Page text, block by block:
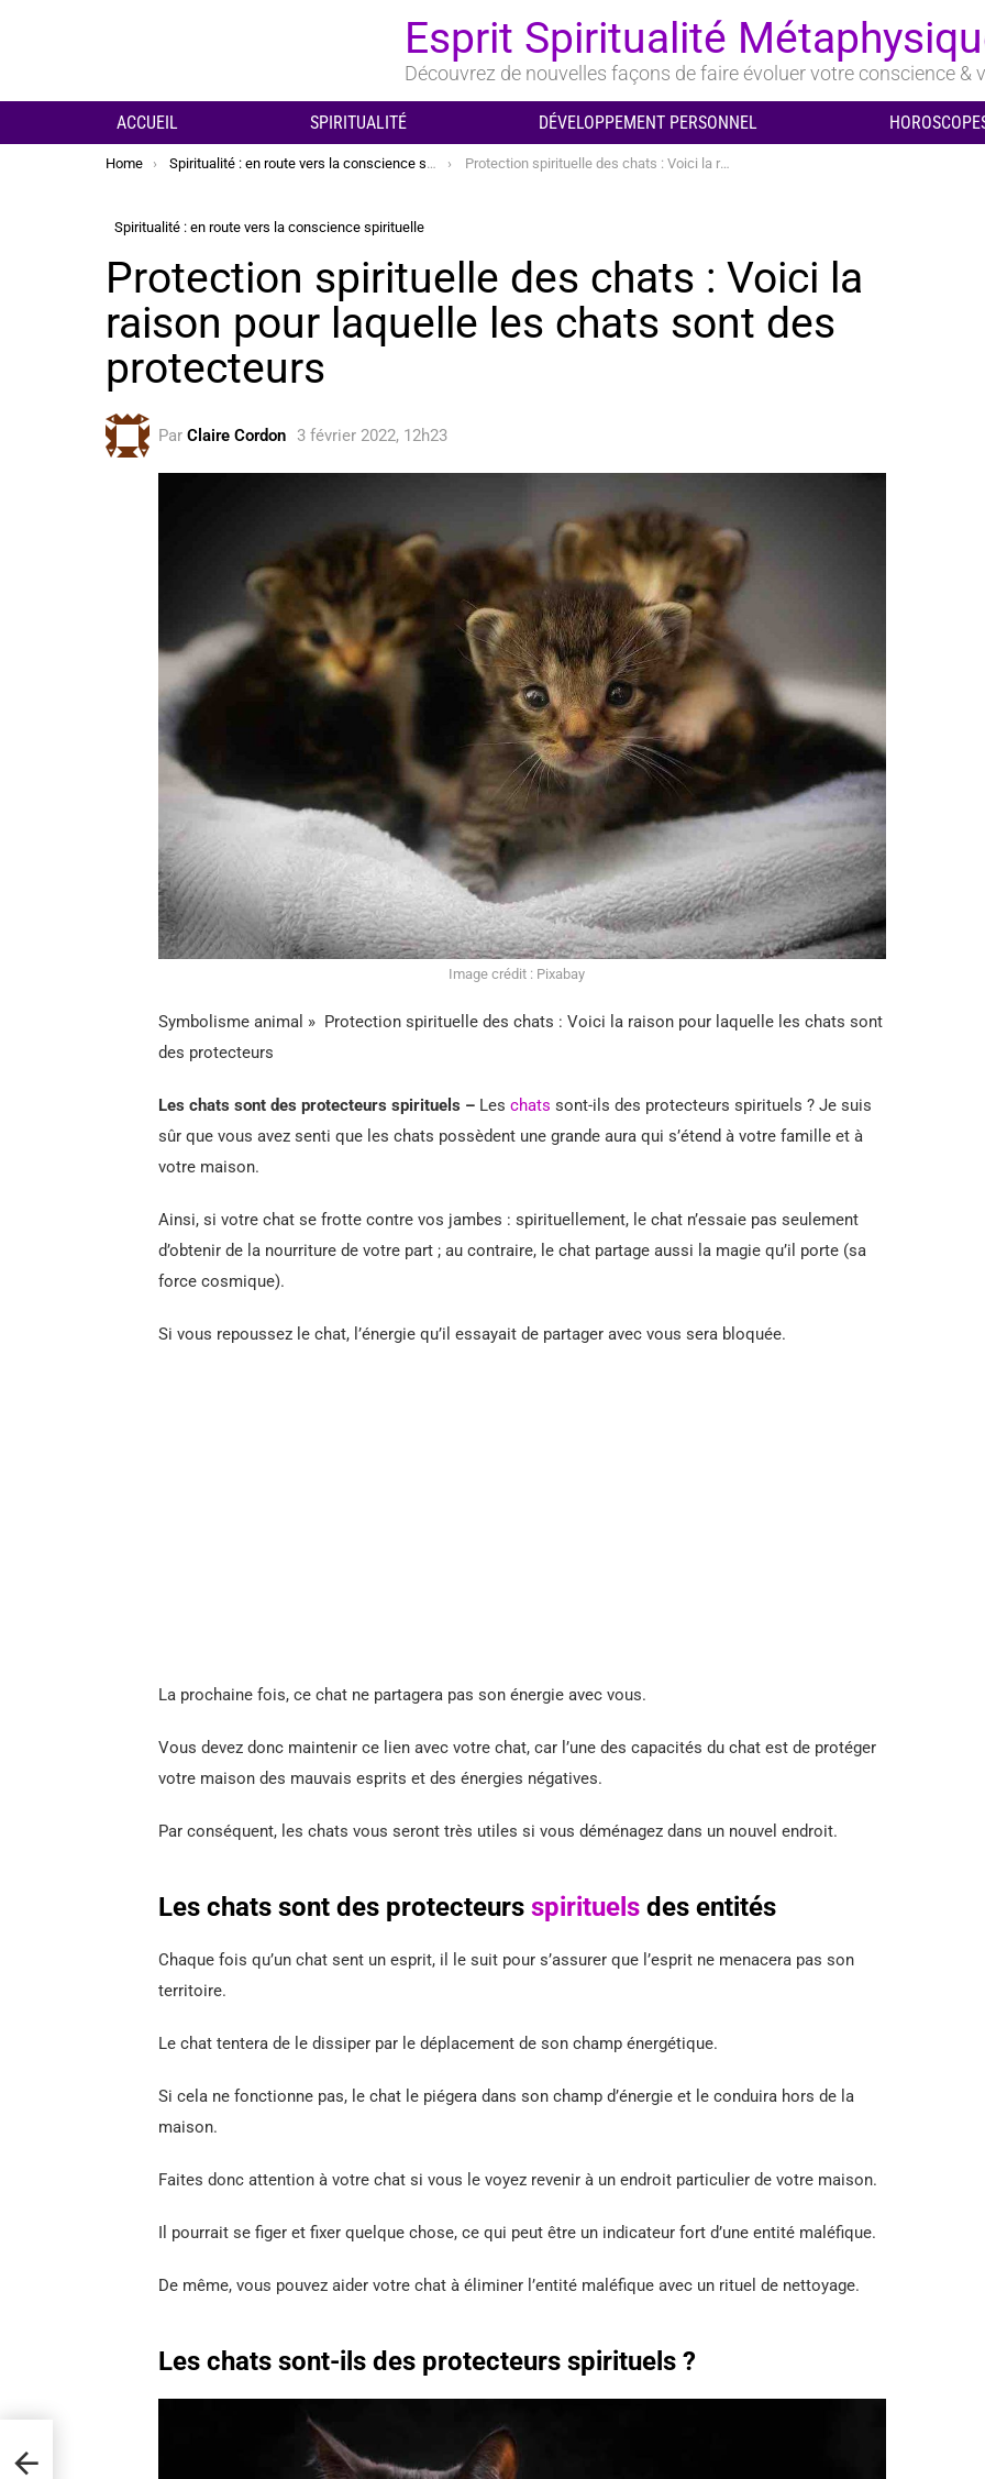
Esprit Spiritualité
Découvrez de nouvelles façons de faire évoluer votre conscience &
ACCUEIL SPIRITUALITÉ DÉVELOPPEMENT PERSONNEL
You are here:
Home Spiritualité : en route vers la conscience spirituelle Protection spirituelle des chats : Voici la raison pour laquelle les chats sont des protecteurs
Spiritualité : en route vers la conscience spirituelle
Protection spirituelle des chats : Voici la
raison pour laquelle les chats sont des
protecteurs
Par Claire Cordon 3 février 2022, 12h23
Image crédit : Pixabay
Symbolisme animal » Protection spirituelle des chats : Voici la raison pour laquelle les chats sont
des protecteurs
Les chats sont des protecteurs spirituels – Les chats sont-ils des protecteurs spirituels ? Je suis
sûr que vous avez senti que les chats possèdent une grande aura qui s’étend à votre famille et à
votre maison.
Ainsi, si votre chat se frotte contre vos jambes : spirituellement, le chat n’essaie pas seulement
d’obtenir de la nourriture de votre part ; au contraire, le chat partage aussi la magie qu’il porte (sa
force cosmique).
Si vous repoussez le chat, l’énergie qu’il essayait de partager avec vous sera bloquée.
La prochaine fois, ce chat ne partagera pas son énergie avec vous.
Vous devez donc maintenir ce lien avec votre chat, car l’une des capacités du chat est de protéger
votre maison des mauvais esprits et des énergies négatives.
Par conséquent, les chats vous seront très utiles si vous déménagez dans un nouvel endroit.
Les chats sont des protecteurs spirituels des entités
Chaque fois qu’un chat sent un esprit, il le suit pour s’assurer que l’esprit ne menacera pas son
territoire.
Le chat tentera de le dissiper par le déplacement de son champ énergétique.
Si cela ne fonctionne pas, le chat le piégera dans son champ d’énergie et le conduira hors de la
maison.
Faites donc attention à votre chat si vous le voyez revenir à un endroit particulier de votre maison.
Il pourrait se figer et fixer quelque chose, ce qui peut être un indicateur fort d’une entité maléfique.
De même, vous pouvez aider votre chat à éliminer l’entité maléfique avec un rituel de nettoyage.
Les chats sont-ils des protecteurs spirituels ?